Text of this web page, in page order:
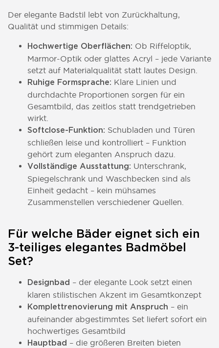
Der elegante Badstil lebt von Zurückhaltung,
Qualität und stimmigen Details:
Hochwertige Oberflächen: Ob Riffeloptik,
Marmor-Optik oder glattes Acryl – jede Variante
setzt auf Materialqualität statt lautes Design.
Ruhige Formsprache: Klare Linien und
durchdachte Proportionen sorgen für ein
Gesamtbild, das zeitlos statt trendgetrieben
wirkt.
Softclose-Funktion: Schubladen und Türen
schließen leise und kontrolliert – Funktion
gehört zum eleganten Anspruch dazu.
Vollständige Ausstattung: Unterschrank,
Spiegelschrank und Waschbecken sind als
Einheit gedacht – kein mühsames
Zusammenstellen verschiedener Quellen.
Für welche Bäder eignet sich ein
3-teiliges elegantes Badmöbel
Set?
Designbad – der elegante Look setzt einen
klaren stilistischen Akzent im Gesamtkonzept
Komplettrenovierung mit Anspruch – ein
aufeinander abgestimmtes Set liefert sofort ein
hochwertiges Gesamtbild
Hauptbad – die größeren Breiten bieten